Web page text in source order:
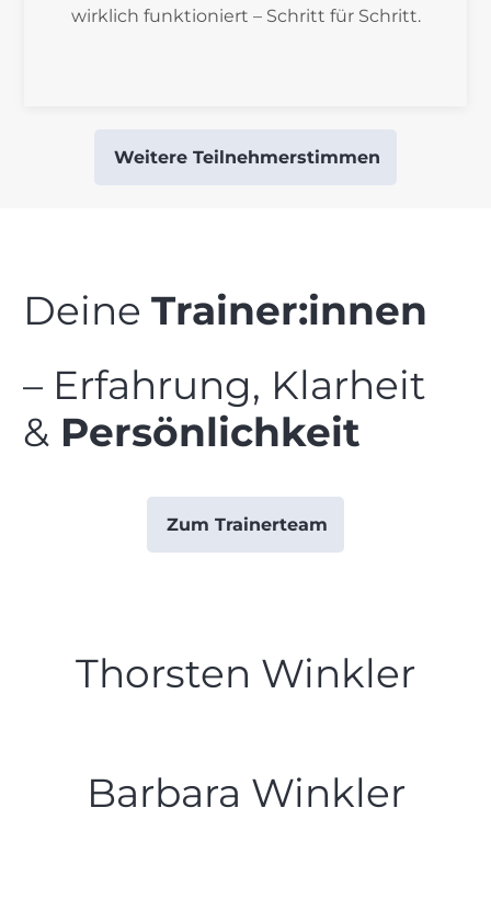
wirklich funktioniert – Schritt für Schritt.
Weitere Teilnehmerstimmen
Deine Trainer:innen
– Erfahrung, Klarheit
& Persönlichkeit
Zum Trainerteam
Thorsten Winkler
Barbara Winkler